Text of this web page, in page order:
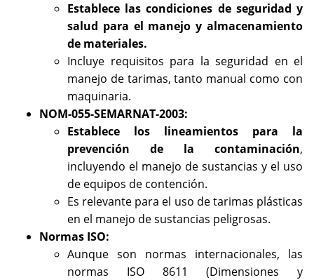
Establece las condiciones de seguridad y
salud para el manejo y almacenamiento
de materiales.
Incluye requisitos para la seguridad en el
manejo de tarimas, tanto manual como con
maquinaria.
NOM-055-SEMARNAT-2003:
Establece los lineamientos para la
prevención de la contaminación,
incluyendo el manejo de sustancias y el uso
de equipos de contención.
Es relevante para el uso de tarimas plásticas
en el manejo de sustancias peligrosas.
Normas ISO:
Aunque son normas internacionales, las
normas ISO 8611 (Dimensiones y